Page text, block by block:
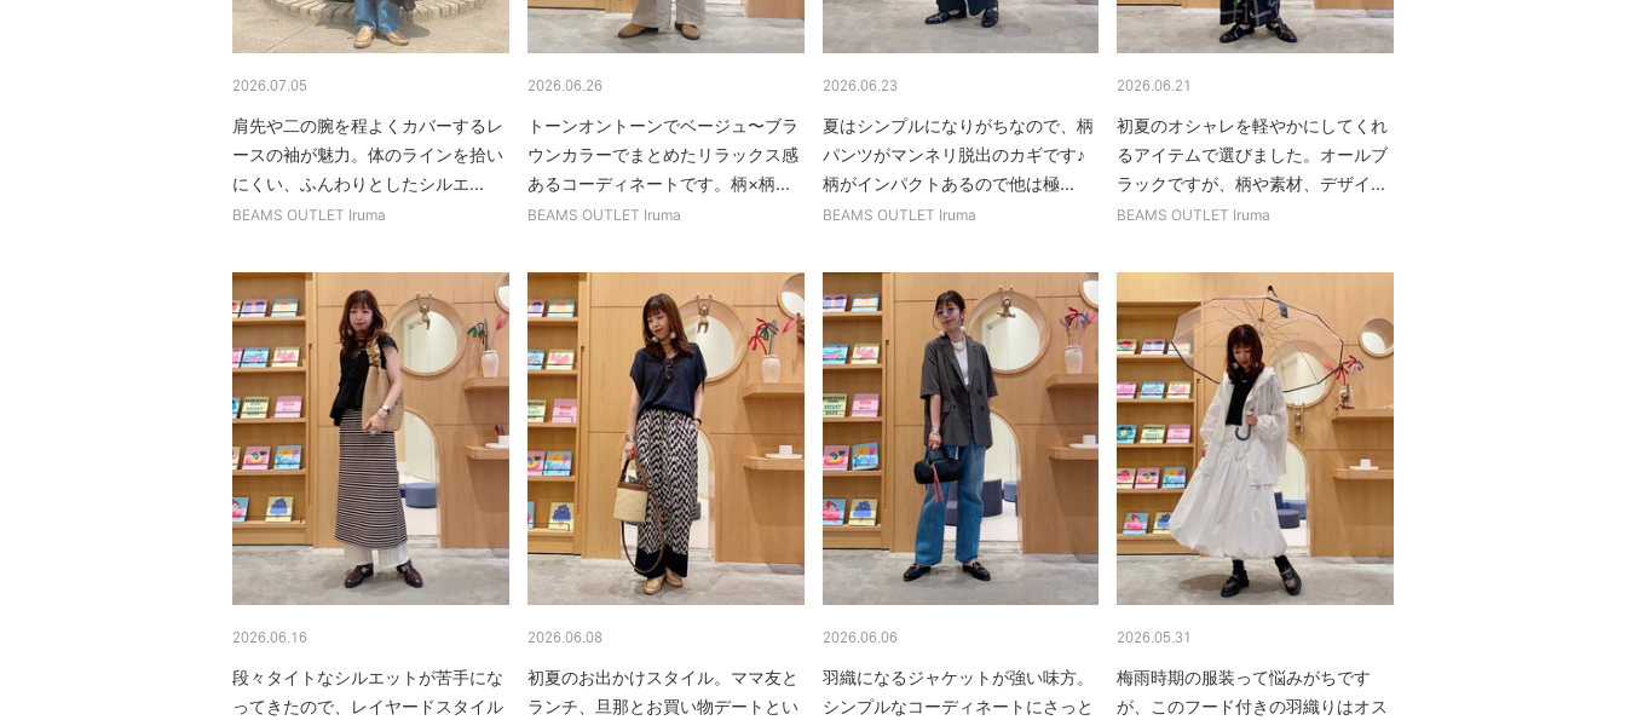
2026.07.05
肩先や二の腕を程よくカバーするレ
ースの袖が魅力。体のラインを拾い
にくい、ふんわりとしたシルエ...
BEAMS OUTLET Iruma
2026.06.26
トーンオントーンでベージュ〜ブラ
ウンカラーでまとめたリラックス感
あるコーディネートです。柄×柄...
BEAMS OUTLET Iruma
2026.06.23
夏はシンプルになりがちなので、柄
パンツがマンネリ脱出のカギです♪
柄がインパクトあるので他は極...
BEAMS OUTLET Iruma
2026.06.21
初夏のオシャレを軽やかにしてくれ
るアイテムで選びました。オールブ
ラックですが、柄や素材、デザイ...
BEAMS OUTLET Iruma
2026.06.16
段々タイトなシルエットが苦手にな
ってきたので、レイヤードスタイル
2026.06.08
初夏のお出かけスタイル。ママ友と
ランチ、旦那とお買い物デートとい
2026.06.06
羽織になるジャケットが強い味方。
シンプルなコーディネートにさっと
2026.05.31
梅雨時期の服装って悩みがちです
が、このフード付きの羽織りはオス